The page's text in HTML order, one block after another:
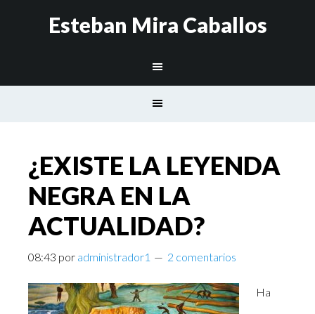
Esteban Mira Caballos
¿EXISTE LA LEYENDA
NEGRA EN LA
ACTUALIDAD?
08:43 por administrador1 2 comentarios
Ha